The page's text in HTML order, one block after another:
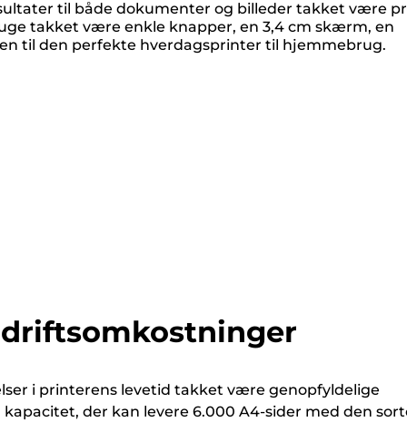
til både dokumenter og billeder takket være
takket være enkle knapper, en 3,4 cm skærm, en
til den perfekte hverdagsprinter til hjemmebrug.
i printerens levetid takket være genopfyldelige
der kan levere 6.000 A4-sider med den